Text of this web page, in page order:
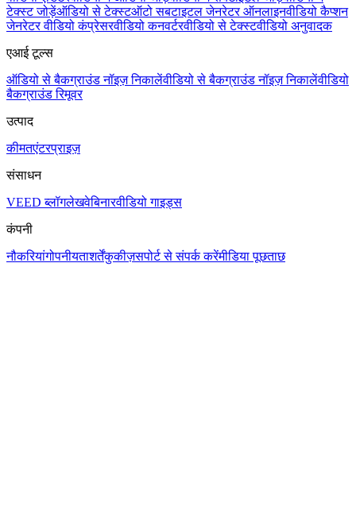
टेक्स्ट जोड़ेंऑडियो से टेक्स्टऑटो सबटाइटल जेनरेटर ऑनलाइनवीडियो कैप्शन
जेनरेटरवीडियो कंप्रेसरवीडियो कनवर्टरवीडियो से टेक्स्टवीडियो अनुवादक
एआई टूल्स
ऑडियो से बैकग्राउंड नॉइज़ निकालेंवीडियो से बैकग्राउंड नॉइज़ निकालेंवीडियो
बैकग्राउंड रिमूवर
उत्पाद
कीमतएंटरप्राइज़
संसाधन
VEED ब्लॉगलेखवेबिनारवीडियो गाइड्स
कंपनी
नौकरियांगोपनीयताशर्तेंकुकीज़सपोर्ट से संपर्क करेंमीडिया पूछताछ